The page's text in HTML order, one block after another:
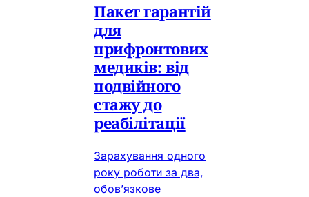
Пакет гарантій
для
прифронтових
медиків: від
подвійного
стажу до
реабілітації
Зарахування одного
року роботи за два,
обов’язкове